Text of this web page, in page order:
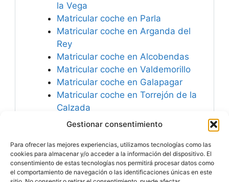
Gestionar consentimiento
Para ofrecer las mejores experiencias, utilizamos tecnologías como las
cookies para almacenar y/o acceder a la información del dispositivo. El
consentimiento de estas tecnologías nos permitirá procesar datos como
el comportamiento de navegación o las identificaciones únicas en este
la Vega
Matricular coche en Parla
Matricular coche en Arganda del
Rey
Matricular coche en Alcobendas
Matricular coche en Valdemorillo
Matricular coche en Galapagar
Matricular coche en Torrejón de la
Calzada
Matricular coche en Ciempozuelos
Matricular coche en España